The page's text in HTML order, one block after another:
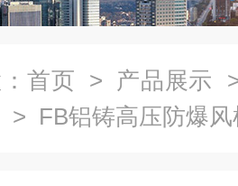
首页 > 产品展示
> FB铝铸高压防爆风